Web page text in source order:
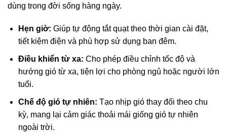
dùng trong đời sống hàng ngày.
Hẹn giờ: Giúp tự động tắt quạt theo thời gian cài đặt,
tiết kiệm điện và phù hợp sử dụng ban đêm.
Điều khiển từ xa: Cho phép điều chỉnh tốc độ và
hướng gió từ xa, tiện lợi cho phòng ngủ hoặc người lớn
tuổi.
Chế độ gió tự nhiên: Tạo nhịp gió thay đổi theo chu
kỳ, mang lại cảm giác thoải mái giống gió tự nhiên
ngoài trời.